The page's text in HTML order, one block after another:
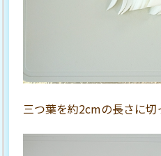
三つ葉を約2cmの長さに切